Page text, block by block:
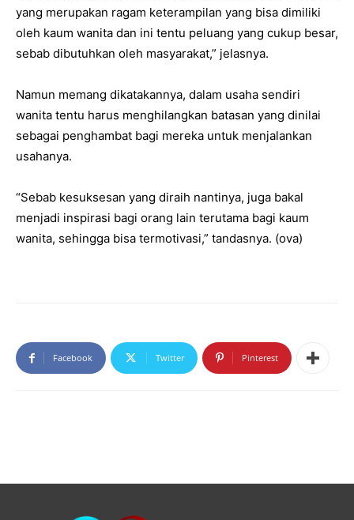
yang merupakan ragam keterampilan yang bisa dimiliki
oleh kaum wanita dan ini tentu peluang yang cukup besar,
sebab dibutuhkan oleh masyarakat,” jelasnya.
Namun memang dikatakannya, dalam usaha sendiri
wanita tentu harus menghilangkan batasan yang dinilai
sebagai penghambat bagi mereka untuk menjalankan
usahanya.
“Sebab kesuksesan yang diraih nantinya, juga bakal
menjadi inspirasi bagi orang lain terutama bagi kaum
wanita, sehingga bisa termotivasi,” tandasnya. (ova)
Facebook Twitter Pinterest